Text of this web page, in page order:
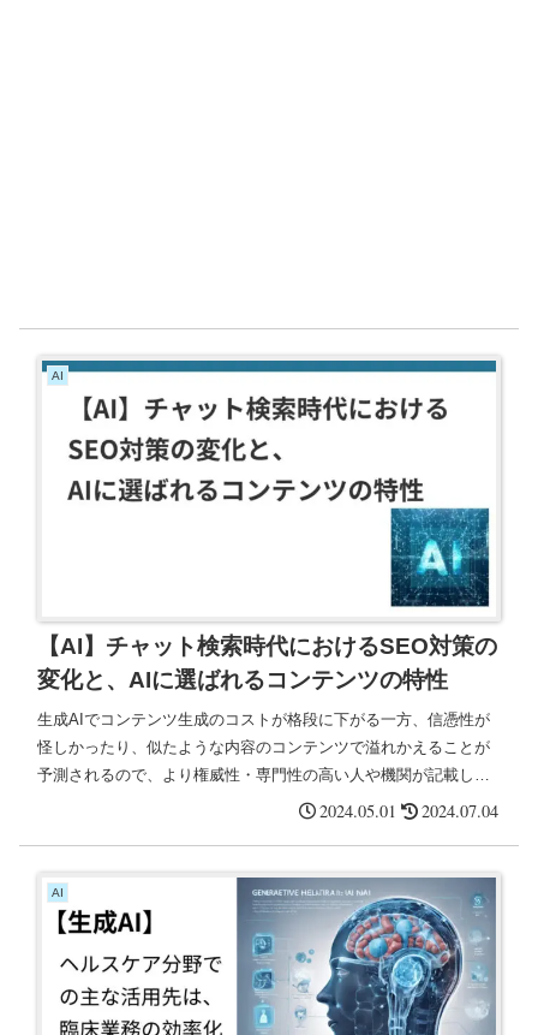
AI
【AI】チャット検索時代におけるSEO対策の
変化と、AIに選ばれるコンテンツの特性
生成AIでコンテンツ生成のコストが格段に下がる一方、信憑性が
怪しかったり、似たような内容のコンテンツで溢れかえることが
予測されるので、より権威性・専門性の高い人や機関が記載し
た、誤情報がなく、コンテンツとして差別化されている内容が評
2024.05.01 2024.07.04
AI